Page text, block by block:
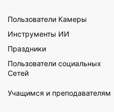
Пользователи Камеры
Инструменты ИИ
Праздники
Пользователи социальных
Сетей
Учащимся и преподавателям